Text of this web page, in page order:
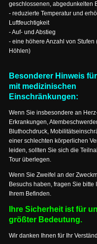
geschlossenen, abgedunkelten
- reduzierte Temperatur und
Luftfeuchtigkeit
- Auf- und Abstieg
- eine höhere Anzahl von Stufen
Höhlen)
Besonderer Hinweis
mit medizinischen
Einschränkungen:
Wenn Sie insbesondere an
Erkrankungen,
Bluthochdruck,
einer schlechten körperlichen
leiden, sollten Sie sich die
Tour überlegen.
Wenn Sie Zweifel an der
Besuchs haben, fragen Sie bitte
Ihrem Befinden.
Ihre Sicherheit ist für
größter Bedeutung.
Wir danken Ihnen für Ihr